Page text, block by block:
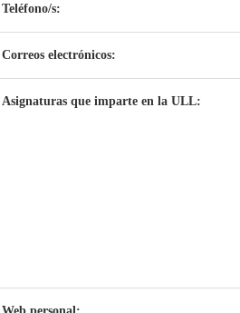
Teléfono/s:
Correos electrónicos:
Asignaturas que imparte en la ULL: